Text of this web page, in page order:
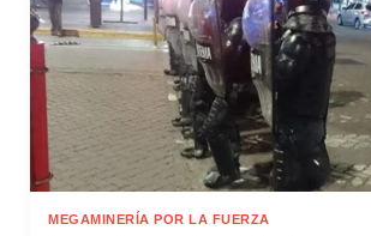
MEGAMINERÍA POR LA FUERZA